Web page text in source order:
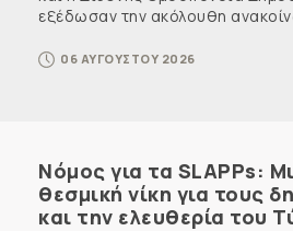
εξέδωσαν την ακόλουθη
06 ΑΥΓΟΥΣΤΟΥ 2026
Νόμος για τα SLAPPs:
θεσμική νίκη για τους
και την ελευθερία του